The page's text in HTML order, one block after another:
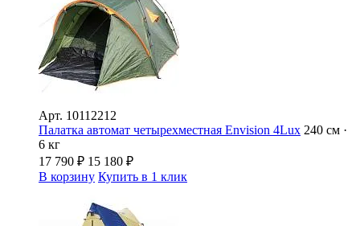
Арт. 10112212
Палатка автомат четырехместная Envision 4Lux 240 см ·
6 кг
17 790 ₽ 15 180 ₽
В корзину Купить в 1 клик